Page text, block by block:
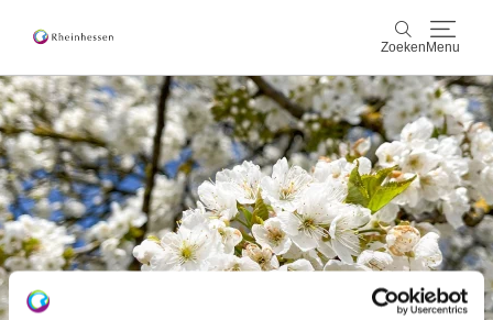
Zoeken Menu
Zoeken
wijn & gastronomie
actief & natuur
Cultuur & Steden